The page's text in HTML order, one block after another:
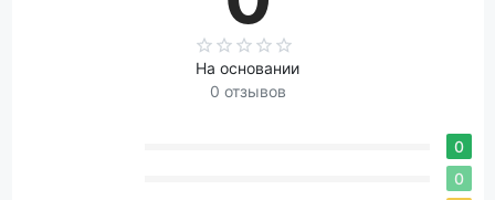
На основании
0 отзывов
0
0